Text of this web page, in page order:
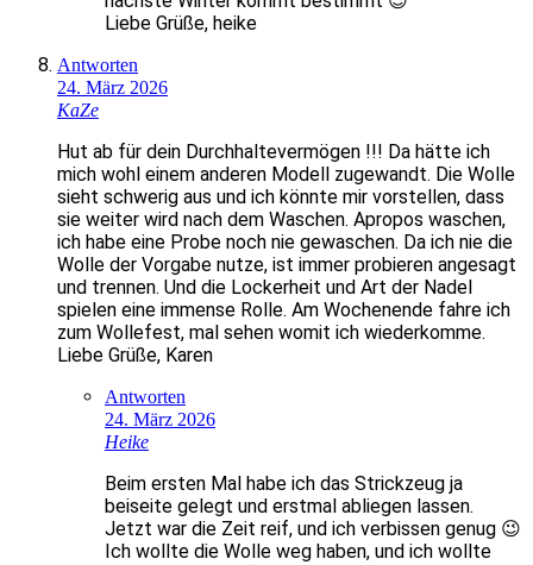
Liebe Grüße, heike
Antworten
24. März 2026
KaZe
Hut ab für dein Durchhaltevermögen !!! Da hätte ich
mich wohl einem anderen Modell zugewandt. Die Wolle
sieht schwerig aus und ich könnte mir vorstellen, dass
sie weiter wird nach dem Waschen. Apropos waschen,
ich habe eine Probe noch nie gewaschen. Da ich nie die
Wolle der Vorgabe nutze, ist immer probieren angesagt
und trennen. Und die Lockerheit und Art der Nadel
spielen eine immense Rolle. Am Wochenende fahre ich
zum Wollefest, mal sehen womit ich wiederkomme.
Liebe Grüße, Karen
Antworten
24. März 2026
Heike
Beim ersten Mal habe ich das Strickzeug ja
beiseite gelegt und erstmal abliegen lassen.
Jetzt war die Zeit reif, und ich verbissen genug 😉
Ich wollte die Wolle weg haben, und ich wollte